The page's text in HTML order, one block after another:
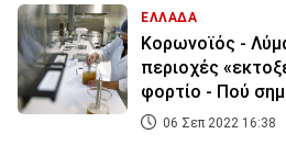
ΕΛΛΑΔΑ
Κορωνοϊός -
περιοχές
φορτίο - Πού
06 Σεπ 2022 16:38